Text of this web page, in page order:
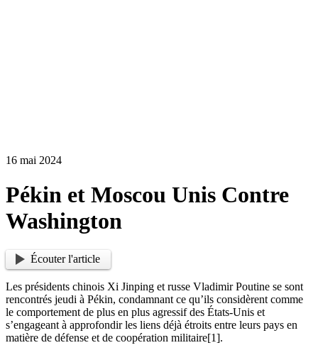
16 mai 2024
Pékin et Moscou Unis Contre
Washington
Écouter l'article
Les présidents chinois Xi Jinping et russe Vladimir Poutine se sont
rencontrés jeudi à Pékin, condamnant ce qu’ils considèrent comme
le comportement de plus en plus agressif des États-Unis et
s’engageant à approfondir les liens déjà étroits entre leurs pays en
matière de défense et de coopération militaire[1].